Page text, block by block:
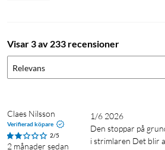
Visar 3 av 233 recensioner
Relevans
Claes Nilsson
Verifierad köpare
2/5
2 månader sedan
1/6 2026
Den stoppar på
i strimlaren Det blir